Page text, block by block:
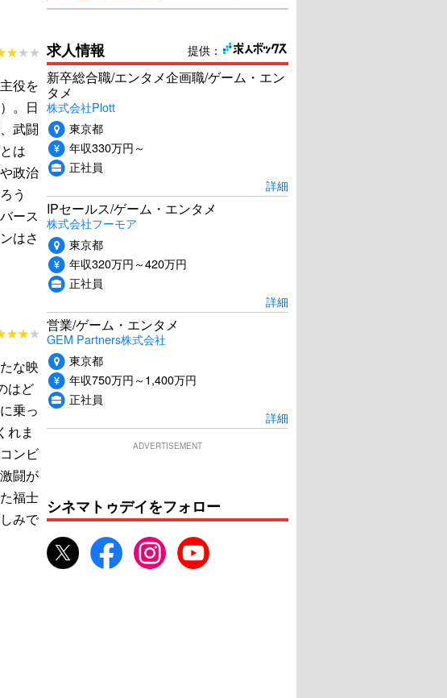
役を
。日
武闘
は
政治
う
ース
はさ
な映
はど
乗っ
れま
ンビ
闘が
福士
みで
提供：
求人情報
新卒総合職/エンタメ企画職/ゲーム・エン
タメ
株式会社Plott
東京都
年収330万円～
正社員
詳細
IPセールス/ゲーム・エンタメ
株式会社フーモア
東京都
年収320万円～420万円
正社員
詳細
営業/ゲーム・エンタメ
GEM Partners株式会社
東京都
年収750万円～1,400万円
正社員
詳細
ADVERTISEMENT
シネマトゥデイをフォロー